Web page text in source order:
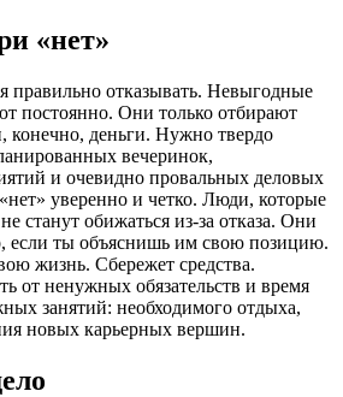
«нет»
правильно отказывать. Невыгодные
постоянно. Они только отбирают
конечно, деньги. Нужно твердо
вечеринок,
и очевидно провальных деловых
уверенно и четко. Люди, которые
станут обижаться из-за отказа. Они
если ты объяснишь им свою позицию.
жизнь. Сбережет средства.
от ненужных обязательств и время
занятий: необходимого отдыха,
новых карьерных вершин.